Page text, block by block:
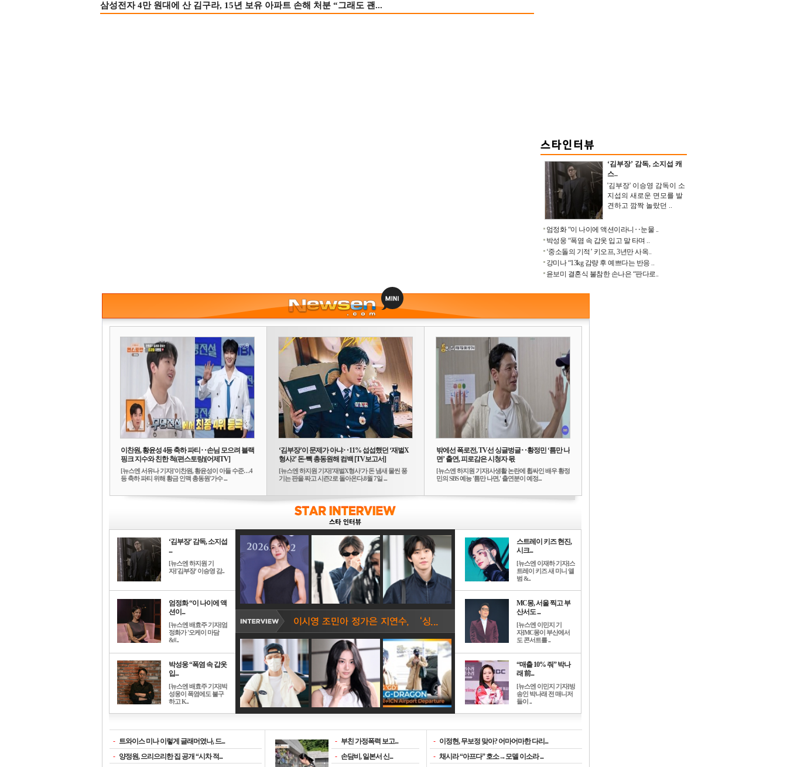
삼성전자 4만 원대에 산 김구라, 15년 보유 아파트 손해 처분 “그래도 괜...
‘김부장’ 감독, 소지섭 캐
스..
'김부장' 이승영 감독이 소
지섭의 새로운 면모를 발
견하고 깜짝 놀랐던 ..
엄정화 “이 나이에 액션이라니‥눈물 ..
박성웅 “폭염 속 갑옷 입고 말 타며 ..
‘중소돌의 기적’ 키오프, 3년만 사옥..
강미나 “13kg 감량 후 예쁘다는 반응 ..
윤보미 결혼식 불참한 손나은 “판다로..
이찬원, 황윤성 4등 축하 파티‥손님 모으려 블랙
핑크 지수와 친한 척(편스토랑)[어제TV]
[뉴스엔 서유나 기자]'이찬원, 황윤성이 아들 수준…4
등 축하 파티 위해 황금 인맥 총동원'가수 ...
‘김부장’이 문제가 아냐‥11% 섭섭했던 ‘재벌X
형사2’ 돈·빽 총동원해 컴백 [TV보고서]
[뉴스엔 하지원 기자]'재벌X형사'가 돈 냄새 물씬 풍
기는 판을 짜고 시즌2로 돌아온다.8월 7일 ...
밖에선 폭로전, TV선 싱글벙글‥황정민 ‘틈만 나
면’ 출연, 피로감은 시청자 몫
[뉴스엔 하지원 기자]사생활 논란에 휩싸인 배우 황정
민의 SBS 예능 '틈만 나면,' 출연분이 예정...
‘김부장’ 감독, 소지섭
...
[뉴스엔 하지원 기
자]'김부장' 이승영 감..
엄정화 “이 나이에 액
션이...
[뉴스엔 배효주 기자]엄
정화가 '오케이 마담
&#..
박성웅 “폭염 속 갑옷
입...
[뉴스엔 배효주 기자]박
성웅이 폭염에도 불구
하고 K..
스트레이 키즈 현진,
시크...
[뉴스엔 이재하 기자]스
트레이 키즈 새 미니 앨
범 &..
MC몽, 서울 찍고 부
산서도 ...
[뉴스엔 이민지 기
자]MC몽이 부산에서
도 콘서트를 ..
“매출 10% 줘” 박나
래 前...
[뉴스엔 이민지 기자]방
송인 박나래 전 매니저
들이 ..
- 트와이스 미나 이렇게 글래머였나, 드...
- 양정원, 으리으리한 집 공개 “시차 적...
- 부친 가정폭력 보고...
- 손담비, 일본서 신...
- 이정현, 무보정 맞아? 어마어마한 다리...
- 채시라 “아프다” 호소→모델 이소라 ...